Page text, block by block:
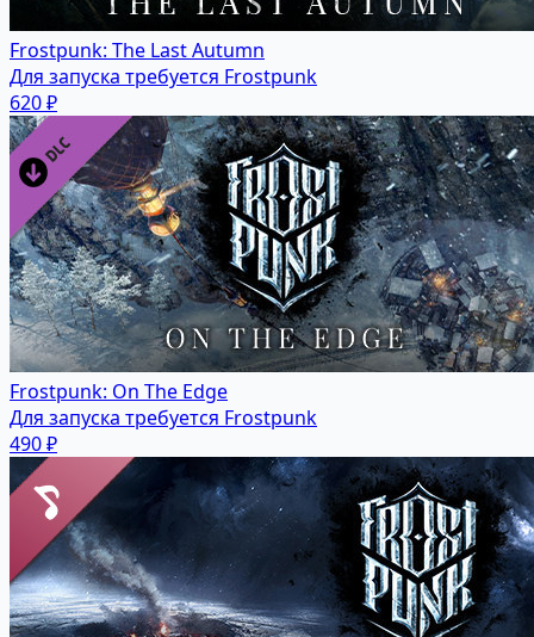
Frostpunk: The Last Autumn
Для запуска требуется Frostpunk
620 ₽
Frostpunk: On The Edge
Для запуска требуется Frostpunk
490 ₽